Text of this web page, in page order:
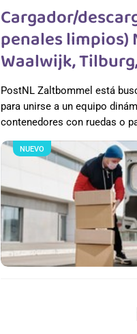
Cargador/
penales limpios)
Waalwijk,
PostNL Zaltbommel está
para unirse a un equipo
contenedores con ruedas o
NUEVO